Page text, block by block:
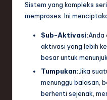
Sistem yang kompleks
memproses. Ini
Sub-Aktivasi:Anda
aktivasi yang lebih
besar untuk
Tumpukan:Jika
menunggu balasan,
berhenti sejenak,